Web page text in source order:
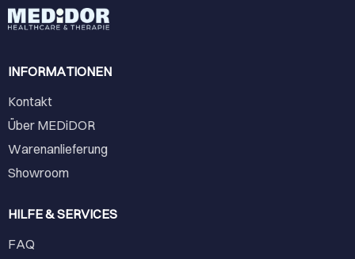
INFORMATIONEN
Kontakt
Über MEDiDOR
Warenanlieferung
Showroom
HILFE & SERVICES
FAQ